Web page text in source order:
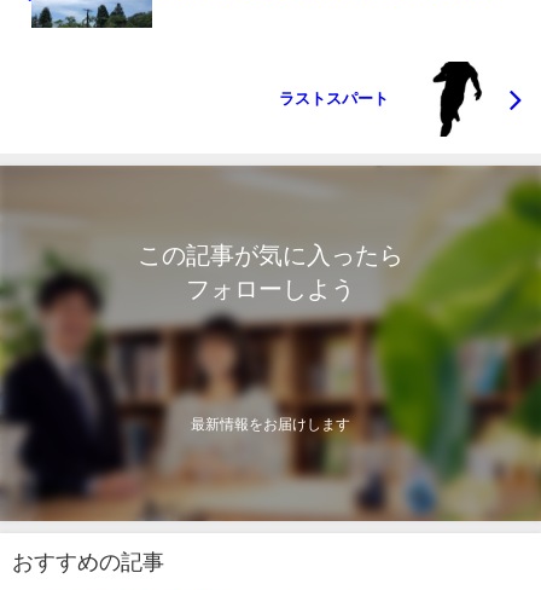
ラストスパート
この記事が気に入ったら
フォローしよう
最新情報をお届けします
おすすめの記事